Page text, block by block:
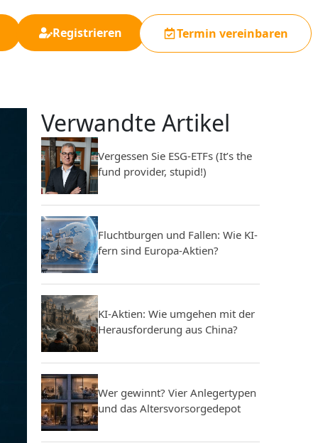
Registrieren Termin vereinbaren
Verwandte Artikel
Vergessen Sie ESG-ETFs (It’s the
fund provider, stupid!)
Fluchtburgen und Fallen: Wie KI-
fern sind Europa-Aktien?
KI-Aktien: Wie umgehen mit der
Herausforderung aus China?
Wer gewinnt? Vier Anlegertypen
und das Altersvorsorgedepot